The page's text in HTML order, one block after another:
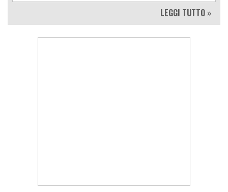
LEGGI TUTTO »